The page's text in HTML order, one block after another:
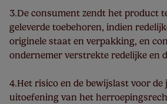
3.De consument zendt het product
geleverde toebehoren, indien
originele staat en verpakking, en
ondernemer verstrekte redelijke en
4.Het risico en de bewijslast voor de
uitoefening van het